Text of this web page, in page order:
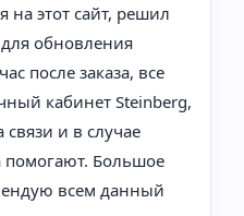
на этот сайт, решил
обновления
после заказа, все
кабинет Steinberg,
связи и в случае
помогают. Большое
всем данный